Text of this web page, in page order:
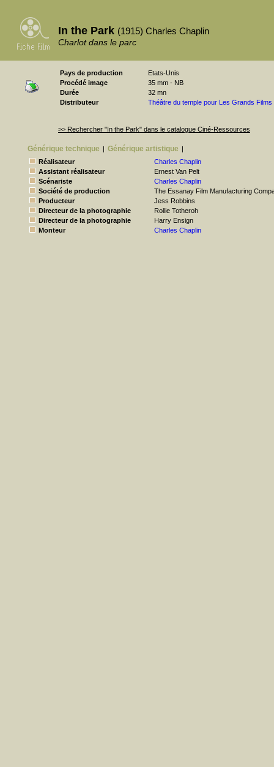
In the Park (1915) Charles Chaplin
Charlot dans le parc
Pays de production
Etats-Unis
Procédé image
35 mm - NB
Durée
32 mn
Distributeur
Théâtre du temple pour Les Grands
>> Rechercher "In the Park" dans le catalogue Ciné-Ressources
Générique technique | Générique artistique |
Réalisateur
Charles Chaplin
Assistant réalisateur
Ernest Van Pelt
Scénariste
Charles Chaplin
Société de production
The Essanay Film Manufacturing
Producteur
Jess Robbins
Directeur de la photographie
Rollie Totheroh
Directeur de la photographie
Harry Ensign
Monteur
Charles Chaplin